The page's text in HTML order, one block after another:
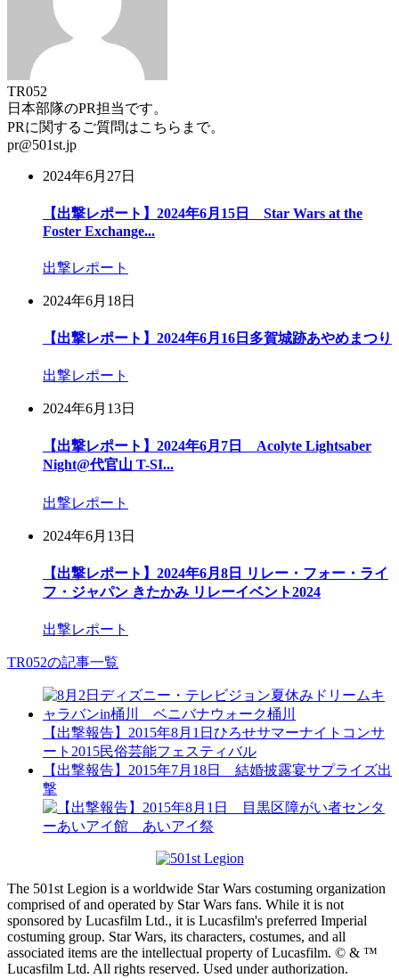
TR052
日本部隊のPR担当です。
PRに関するご質問はこちらまで。
pr@501st.jp
2024年6月27日
【出撃レポート】2024年6月15日 Star Wars at the
Foster Exchange...
出撃レポート
2024年6月18日
【出撃レポート】2024年6月16日多賀城跡あやめまつり
出撃レポート
2024年6月13日
【出撃レポート】2024年6月7日 Acolyte Lightsaber
Night@代官山 T-SI...
出撃レポート
2024年6月13日
【出撃レポート】2024年6月8日 リレー・フォー・ライ
フ・ジャパン きたかみ リレーイベント2024
出撃レポート
TR052の記事一覧
【出撃報告】2015年8月1日ひろせサマーナイトコンサ
ート2015民俗芸能フェスティバル
【出撃報告】2015年7月18日 結婚披露宴サプライズ出
撃
The 501st Legion is a worldwide Star Wars costuming organization
comprised of and operated by Star Wars fans. While it is not
sponsored by Lucasfilm Ltd., it is Lucasfilm's preferred Imperial
costuming group. Star Wars, its characters, costumes, and all
associated items are the intellectual property of Lucasfilm. © & ™
Lucasfilm Ltd. All rights reserved. Used under authorization.